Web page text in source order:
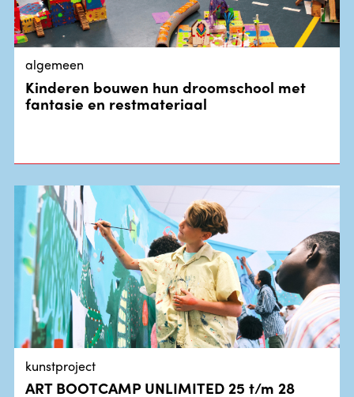
algemeen
Kinderen bouwen hun droomschool met
fantasie en restmateriaal
kunstproject
ART BOOTCAMP UNLIMITED 25 t/m 28